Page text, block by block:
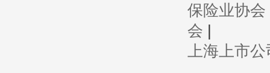
保险业协会
会 |
上海上市